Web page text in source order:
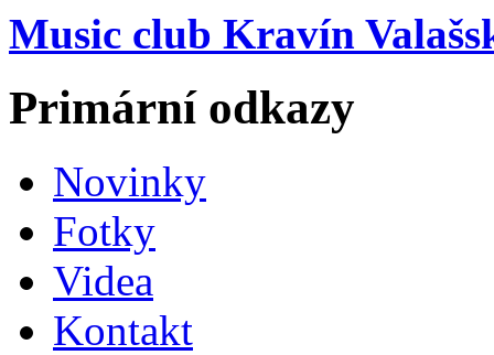
Music club Kravín
Primární odkazy
Novinky
Fotky
Videa
Kontakt